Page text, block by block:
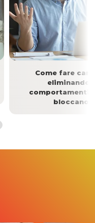
Come fare
eliminando i
comportamenti
bloccano